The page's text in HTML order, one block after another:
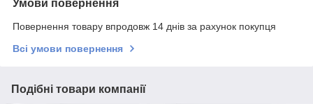
Умови повернення
Повернення товару впродовж 14 днів за рахунок покупця
Всі умови повернення
Подібні товари компанії